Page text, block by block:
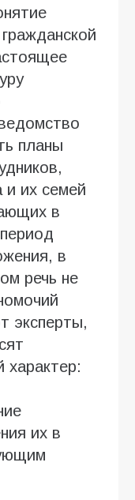
планы
и их семей
в
в
речь не
эксперты,
характер:
их в